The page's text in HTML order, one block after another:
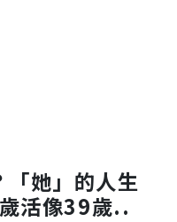
她」的人生
活像39歲..